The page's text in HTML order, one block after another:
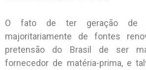
O fato de ter geração de
majoritariamente de fontes
pretensão do Brasil de ser
fornecedor de matéria-prima, e